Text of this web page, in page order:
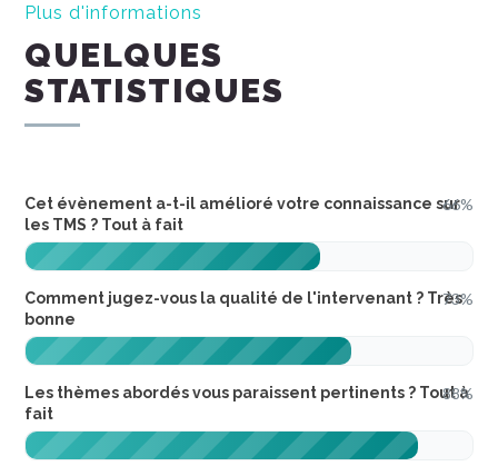
Plus d'informations
QUELQUES
STATISTIQUES
Cet évènement a-t-il amélioré votre connaissance sur
les TMS ? Tout à fait
66%
Comment jugez-vous la qualité de l'intervenant ? Très
bonne
73%
Les thèmes abordés vous paraissent pertinents ? Tout à
fait
88%